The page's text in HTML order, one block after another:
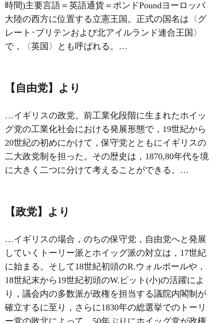
時間)主要言語＝英語通貨＝ポンドPoundヨーロッパ
大陸の西方に位置する立憲王国。正式の国名は〈グ
レート･ブリテンおよび北アイルランド連合王国〉
で，〈英国〉とも呼ばれる。…
【自由党】より
…イギリスの政党。前工業化段階に生まれたホイッ
グ党の工業化社会における発展形態で，19世紀から
20世紀の初めにかけて，保守党とともにイギリスの
二大政党制を担った。その歴史は，1870,80年代を境
に大きく二つに分けて考えることができる。…
【政党】より
…イギリスの場合，のちの保守党，自由党へと発展
していくトーリー派とホイッグ派の対立は，17世紀
に始まる。そして18世紀初頭のR.ウォルポールや，
18世紀末から19世紀初頭のW.ピット (小)の活躍によ
り，議会内の多数派が政権を担当する議院内閣制が
確立するに至り，さらに1830年の総選挙でのトーリ
ー党の敗北によって，50年ぶりにホイッグ党が政権